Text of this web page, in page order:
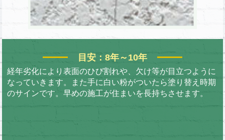
目安：8年～10年
経年劣化により表面のひび割れや、欠け等が目立つように
なっていきます。また手に白い粉がついたら塗り替え時期
のサインです。早めの施工が住まいを長持ちさせます。